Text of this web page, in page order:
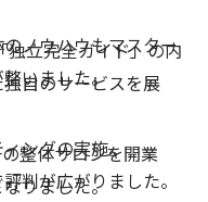
ノウハウもマスター
いました。
独立完全ガイド」の内
自のサービスを展
ングの実施。
判が広がりました。
整体サロンを開業
りました。